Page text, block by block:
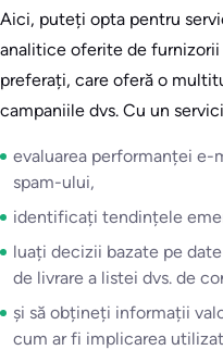
Aici, puteți opta pentru
analitice oferite de
preferați, care oferă o
campaniile dvs. Cu un
evaluarea performanței e-
spam-ului,
identificați tendințele
luați decizii bazate pe
de livrare a listei dvs. de
și să obțineți informații
cum ar fi implicarea